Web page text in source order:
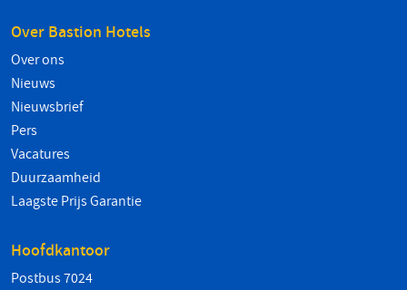
Over Bastion Hotels
Over ons
Nieuws
Nieuwsbrief
Pers
Vacatures
Duurzaamheid
Laagste Prijs Garantie
Hoofdkantoor
Postbus 7024